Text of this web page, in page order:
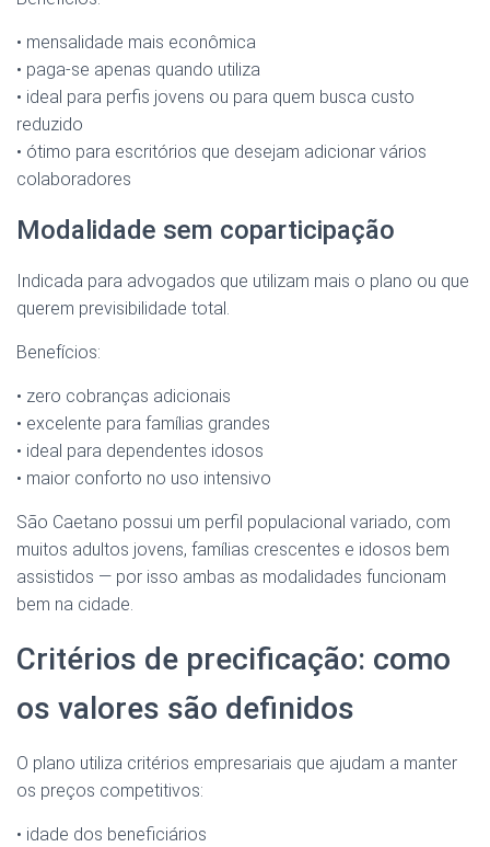
• mensalidade mais econômica
• paga-se apenas quando utiliza
• ideal para perfis jovens ou para quem busca custo
reduzido
• ótimo para escritórios que desejam adicionar vários
colaboradores
Modalidade sem coparticipação
Indicada para advogados que utilizam mais o plano ou que
querem previsibilidade total.
Benefícios:
• zero cobranças adicionais
• excelente para famílias grandes
• ideal para dependentes idosos
• maior conforto no uso intensivo
São Caetano possui um perfil populacional variado, com
muitos adultos jovens, famílias crescentes e idosos bem
assistidos — por isso ambas as modalidades funcionam
bem na cidade.
Critérios de precificação: como
os valores são definidos
O plano utiliza critérios empresariais que ajudam a manter
os preços competitivos:
• idade dos beneficiários